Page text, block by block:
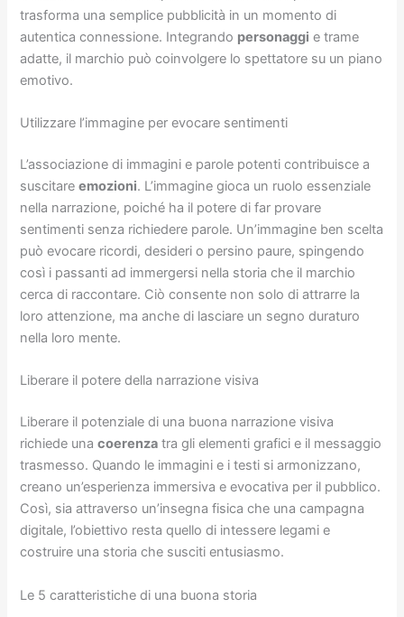
trasforma una semplice pubblicità in un momento di
autentica connessione. Integrando personaggi e trame
adatte, il marchio può coinvolgere lo spettatore su un piano
emotivo.
Utilizzare l’immagine per evocare sentimenti
L’associazione di immagini e parole potenti contribuisce a
suscitareemozioni. L’immagine gioca un ruolo essenziale
nella narrazione, poiché ha il potere di far provare
sentimenti senza richiedere parole. Un’immagine ben scelta
può evocare ricordi, desideri o persino paure, spingendo
così i passanti ad immergersi nella storia che il marchio
cerca di raccontare. Ciò consente non solo di attrarre la
loro attenzione, ma anche di lasciare un segno duraturo
nella loro mente.
Liberare il potere della narrazione visiva
Liberare il potenziale di una buona narrazione visiva
richiede unacoerenza tra gli elementi grafici e il messaggio
trasmesso. Quando le immagini e i testi si armonizzano,
creano un’esperienza immersiva e evocativa per il pubblico.
Così, sia attraverso un’insegna fisica che una campagna
digitale, l’obiettivo resta quello di intessere legami e
costruire una storia che susciti entusiasmo.
Le 5 caratteristiche di una buona storia